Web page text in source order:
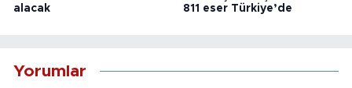
alacak
811 eser Türkiye’de
Yorumlar